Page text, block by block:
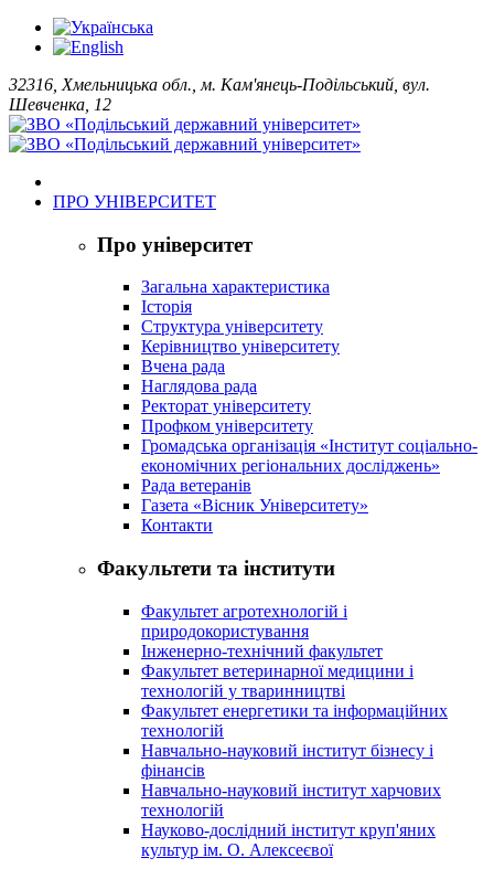
32316, Хмельницька обл., м. Кам'янець-Подільський, вул.
Шевченка, 12
ПРО УНІВЕРСИТЕТ
Про університет
Загальна характеристика
Історія
Структура університету
Керівництво університету
Вчена рада
Наглядова рада
Ректорат університету
Профком університету
Громадська організація «Інститут соціально-
економічних регіональних досліджень»
Рада ветеранів
Газета «Вісник Університету»
Контакти
Факультети та інститути
Факультет агротехнологій і
природокористування
Інженерно-технічний факультет
Факультет ветеринарної медицини і
технологій у тваринництві
Факультет енергетики та інформаційних
технологій
Навчально-науковий інститут бізнесу і
фінансів
Навчально-науковий інститут харчових
технологій
Науково-дослідний інститут круп'яних
культур ім. О. Алексеєвої